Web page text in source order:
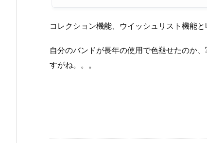
コレクション機能、ウイッシュリスト機能
自分のバンドが長年の使用で色褪せたのか
すがね。。。